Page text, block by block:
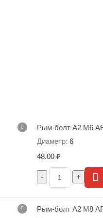
Рым-болт А2 М6
6
48.00 ₽
Рым-болт А2 М8